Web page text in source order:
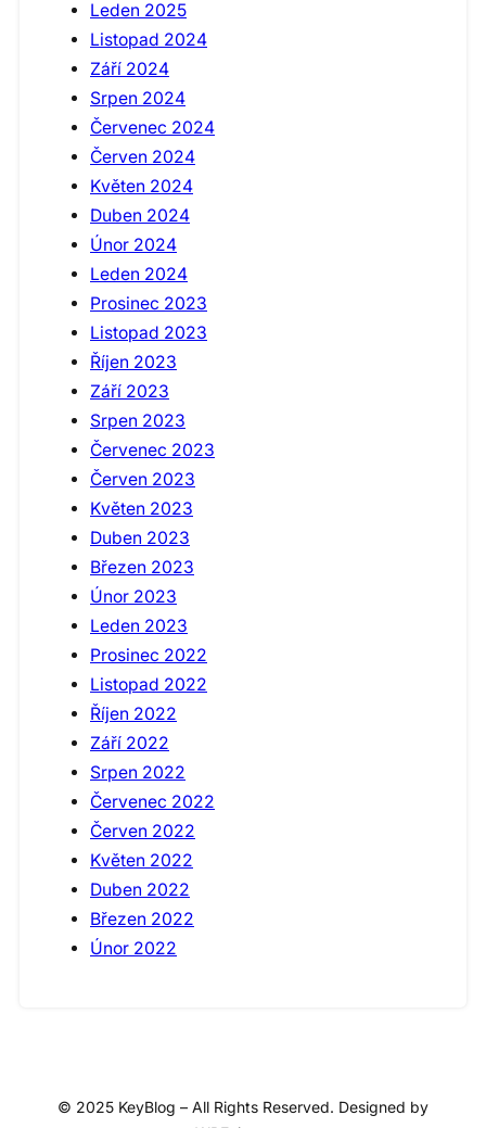
Leden 2025
Listopad 2024
Září 2024
Srpen 2024
Červenec 2024
Červen 2024
Květen 2024
Duben 2024
Únor 2024
Leden 2024
Prosinec 2023
Listopad 2023
Říjen 2023
Září 2023
Srpen 2023
Červenec 2023
Červen 2023
Květen 2023
Duben 2023
Březen 2023
Únor 2023
Leden 2023
Prosinec 2022
Listopad 2022
Říjen 2022
Září 2022
Srpen 2022
Červenec 2022
Červen 2022
Květen 2022
Duben 2022
Březen 2022
Únor 2022
© 2025 KeyBlog – All Rights Reserved. Designed by